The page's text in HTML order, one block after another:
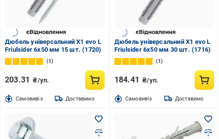
Дюбель універсальний X1 evo L
Friulsider 6x50 мм 15 шт. (1720)
1
203.31 ₴/уп.
Cамовивіз Доставимо
Дюбель універсальний X1 evo L
Friulsider 6x50 мм 30 шт. (1716)
1
184.41 ₴/уп.
Cамовивіз Доставимо